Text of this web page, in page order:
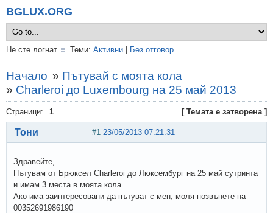
BGLUX.ORG
Не сте логнат. Теми: Активни Без отговор
Начало » Пътувай с моята кола
» Charleroi до Luxembourg на 25 май 2013
Страници: 1 [ Темата е затворена ]
#1 23/05/2013 07:21:31
Тони
Здравейте,
Пътувам от Брюксел Charleroi до Люксембург на 25 май сутринта
и имам 3 места в моята кола.
Ако има заинтересовани да пътуват с мен, моля позвънете на
00352691986190